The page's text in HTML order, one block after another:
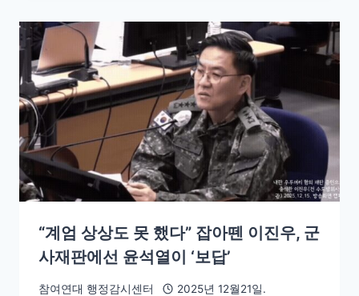
“계엄 상상도 못 했다” 잡아뗀 이진우, 군
사재판에선 윤석열이 ‘보답’
참여연대 행정감시센터 2025년 12월21일.